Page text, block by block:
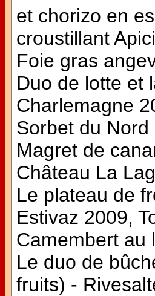
et chorizo en
croustillant
Foie gras
Duo de lotte et
Charlemagne
Sorbet du
Magret de
Château La
Le plateau de
Estivaz 2009,
Camembert au
Le duo de
fruits) -